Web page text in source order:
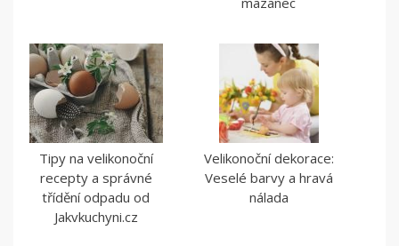
Tipy na velikonoční
recepty a správné
třídění odpadu od
Jakvkuchyni.cz
Velikonoční dekorace:
Veselé barvy a hravá
nálada